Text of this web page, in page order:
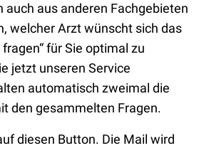
auch aus anderen Fachgebieten
welcher Arzt wünscht sich das
für Sie optimal zu
jetzt unseren Service
automatisch zweimal die
den gesammelten Fragen.
diesen Button. Die Mail wird